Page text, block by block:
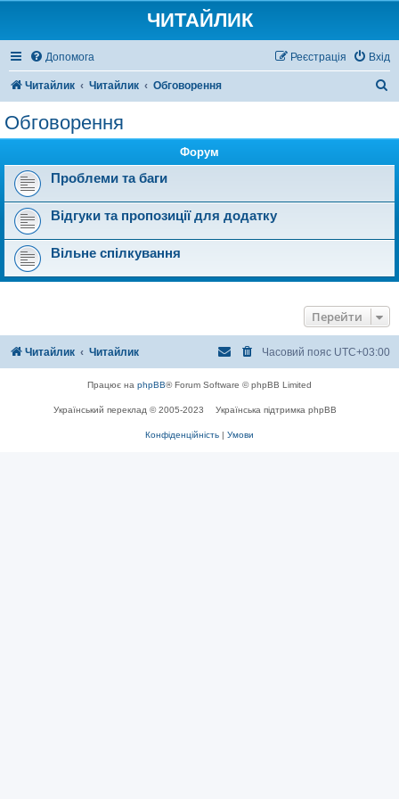
ЧИТАЙЛИК
Допомога Вхід
Реєстрація
Читайлик Читайлик Обговорення
Обговорення
Форум
Проблеми та баги
Відгуки та пропозиції для додатку
Вільне спілкування
Перейти
Читайлик Читайлик Часовий пояс UTC+03:00
Працює на phpBB® Forum Software © phpBB Limited
Український переклад © 2005-2023 Українська підтримка phpBB
Конфіденційність Умови